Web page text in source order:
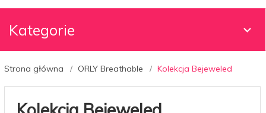
Kategorie
Strona główna ORLY Breathable Kolekcja Bejeweled